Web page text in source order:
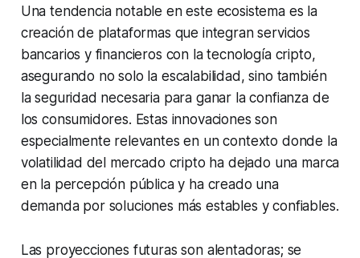
Una tendencia notable en este ecosistema es la
creación de plataformas que integran servicios
bancarios y financieros con la tecnología cripto,
asegurando no solo la escalabilidad, sino también
la seguridad necesaria para ganar la confianza de
los consumidores. Estas innovaciones son
especialmente relevantes en un contexto donde la
volatilidad del mercado cripto ha dejado una marca
en la percepción pública y ha creado una
demanda por soluciones más estables y confiables.
Las proyecciones futuras son alentadoras; se